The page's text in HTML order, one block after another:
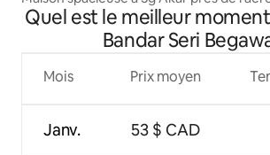
centres commerciaux
Quel est le meilleur
Bandar Seri
Mois
Janv.
Prix moyen
53 $ CAD